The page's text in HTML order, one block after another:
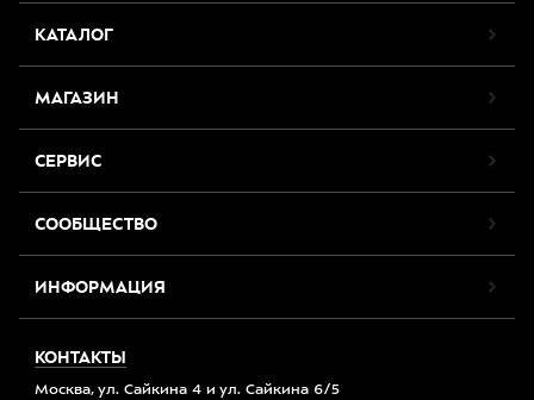
КАТАЛОГ
МАГАЗИН
СЕРВИС
СООБЩЕСТВО
ИНФОРМАЦИЯ
КОНТАКТЫ
Москва, ул. Сайкина 4 и ул. Сайкина 6/5